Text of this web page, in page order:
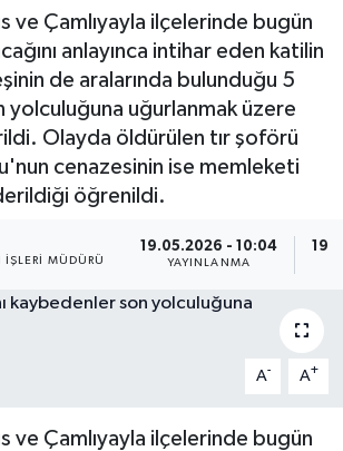
ve Çamlıyayla ilçelerinde bugün
anlayınca intihar eden katilin
de aralarında bulunduğu 5
yolculuğuna uğurlanmak üzere
Olayda öldürülen tır şoförü
cenazesinin ise memleketi
öğrenildi.
MÜDÜRÜ
19.05.2026 - 10:04
YAYINLANMA
A- A+
ve Çamlıyayla ilçelerinde bugün